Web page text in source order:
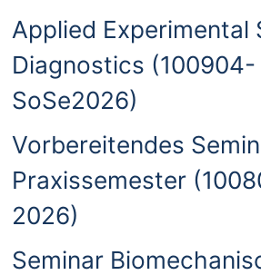
Applied Experimental
Diagnostics (100904-
SoSe2026)
Vorbereitendes
Praxissemester
2026)
Seminar